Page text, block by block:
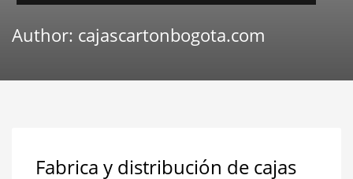
Author: cajascartonbogota.com
Fabrica y distribución de cajas